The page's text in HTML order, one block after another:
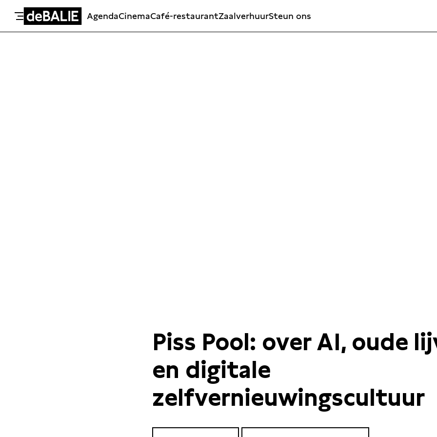
De Balie
AgendaCinemaCafé-restaurantZaalverhuurSteun ons
Piss Pool: over AI, oude
en digitale
zelfvernieuwingscultuur